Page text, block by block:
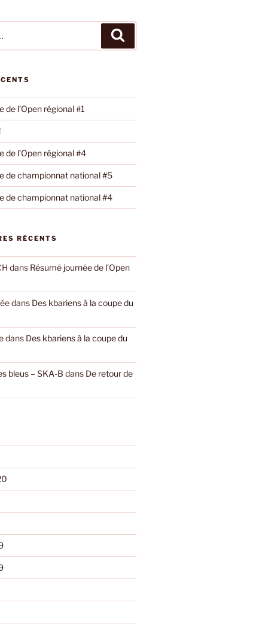
de l’Open régional #1
de l’Open régional #4
de championnat national #5
de championnat national #4
RÉCENTS
dans Résumé journée de l’Open
dans Des kbariens à la coupe du
dans Des kbariens à la coupe du
bleus – SKA-B dans De retour de